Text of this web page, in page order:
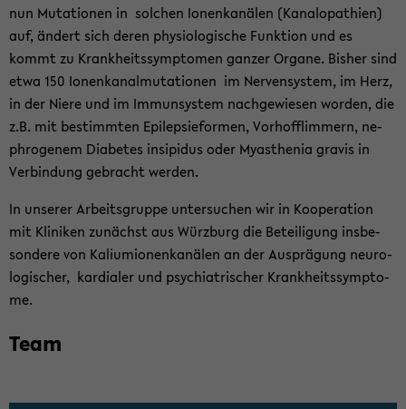
nun Mu­ta­tio­nen in sol­chen Io­nen­ka­nä­len (Kana­lo­pa­thien)
auf, än­dert sich deren phy­sio­lo­gi­sche Funk­ti­on und es
kommt zu Krank­heits­sym­pto­men gan­zer Or­ga­ne. Bis­her sind
etwa 150 Io­nen­ka­nal­mu­ta­tio­nen im Ner­ven­sys­tem, im Herz,
in der Niere und im Im­mun­sys­tem nach­ge­wie­sen wor­den, die
z.B. mit be­stimm­ten Epi­lep­sie­for­men, Vor­hof­flim­mern, ne­
ph­ro­ge­nem Dia­be­tes in­si­pi­dus oder My­asthe­nia gra­vis in
Ver­bin­dung ge­bracht wer­den.
In un­se­rer Ar­beits­grup­pe un­ter­su­chen wir in Ko­ope­ra­ti­on
mit Kli­ni­ken zu­nächst aus Würz­burg die Be­tei­li­gung ins­be­
son­de­re von Ka­li­um­io­nen­ka­nä­len an der Aus­prä­gung neu­ro­
lo­gi­scher, kar­dia­ler und psych­ia­tri­scher Krank­heits­sym­pto­
me.
Team